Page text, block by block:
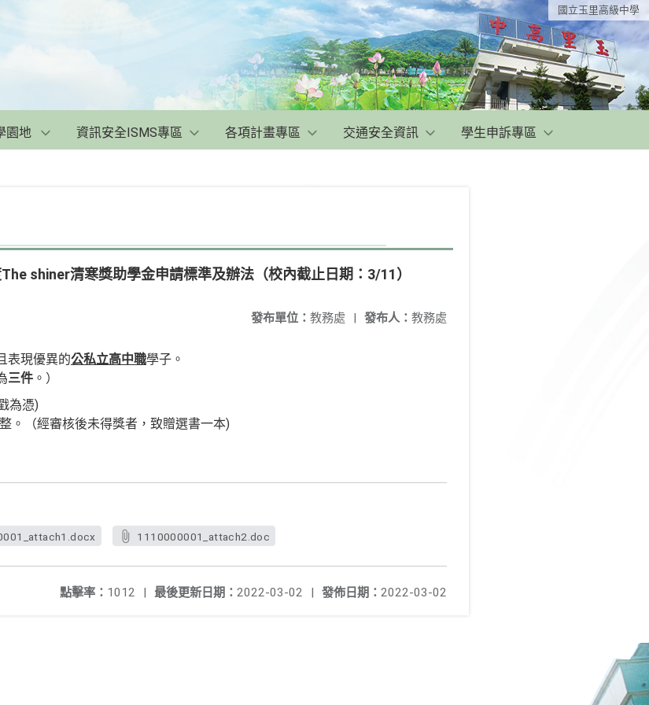
國立玉里高級中學
園地 資訊安全ISMS專區 各項計畫專區 交通安全資訊 學生申訴專區
shiner清寒獎助學金申請標準及辦法（校內截止日期：3/11）
發布人： 教務處
發布單位： 教務處 |
表現優異的公私立高中職學子。
三件 。）
為憑)
。（經審核後未得獎者，致贈選書一本)
1110000001_attach2.doc
發佈日期： 2022-03-02
最後更新日期： 2022-03-02 |
點擊率： 1012 |